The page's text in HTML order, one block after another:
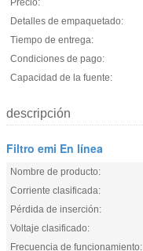
Precio:
Detalles de empaquetado:
Tiempo de entrega:
Condiciones de pago:
Capacidad de la fuente:
descripción
Filtro emi En línea
Nombre de producto:
Corriente clasificada:
Pérdida de inserción:
Voltaje clasificado:
Frecuencia de funcionamiento: